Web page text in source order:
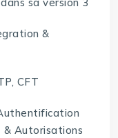
sa version 3
&
CFT
& Autorisations